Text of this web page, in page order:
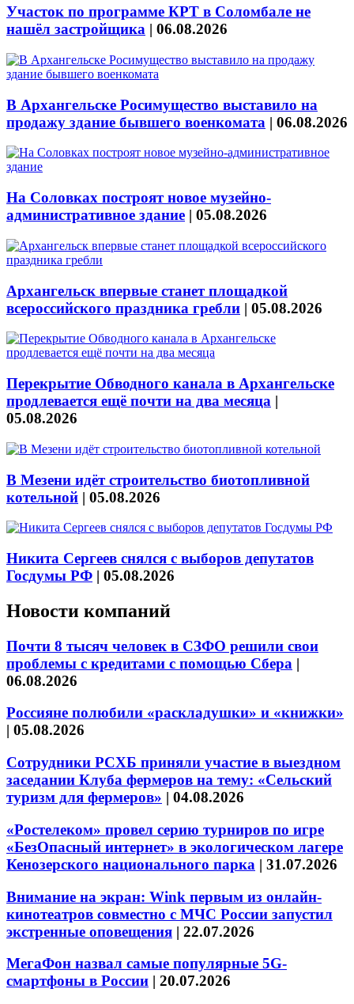
Участок по программе КРТ в Соломбале не
нашёл застройщика | 06.08.2026
В Архангельске Росимущество выставило на
продажу здание бывшего военкомата | 06.08.2026
На Соловках построят новое музейно-
административное здание | 05.08.2026
Архангельск впервые станет площадкой
всероссийского праздника гребли | 05.08.2026
Перекрытие Обводного канала в Архангельске
продлевается ещё почти на два месяца |
05.08.2026
В Мезени идёт строительство биотопливной
котельной | 05.08.2026
Никита Сергеев снялся с выборов депутатов
Госдумы РФ | 05.08.2026
Новости компаний
Почти 8 тысяч человек в СЗФО решили свои
проблемы с кредитами с помощью Сбера |
06.08.2026
Россияне полюбили «раскладушки» и «книжки»
| 05.08.2026
Сотрудники РСХБ приняли участие в выездном
заседании Клуба фермеров на тему: «Сельский
туризм для фермеров» | 04.08.2026
«Ростелеком» провел серию турниров по игре
«БезОпасный интернет» в экологическом лагере
Кенозерского национального парка | 31.07.2026
Внимание на экран: Wink первым из онлайн-
кинотеатров совместно с МЧС России запустил
экстренные оповещения | 22.07.2026
МегаФон назвал самые популярные 5G-
смартфоны в России | 20.07.2026